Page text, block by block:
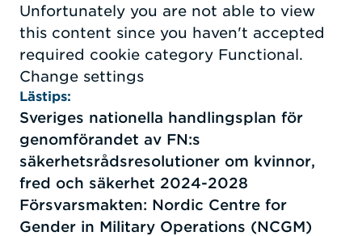
Unfortunately you are not able to view
this content since you haven't accepted
required cookie category Functional.
Change settings
Lästips:
Sveriges nationella handlingsplan för
genomförandet av FN:s
säkerhetsrådsresolutioner om kvinnor,
fred och säkerhet 2024-2028
Försvarsmakten: Nordic Centre for
Gender in Military Operations (NCGM)